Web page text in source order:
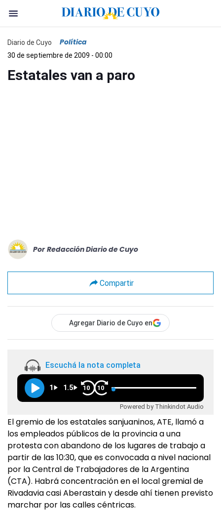
Diario de Cuyo Política
30 de septiembre de 2009 - 00:00
Estatales van a paro
Por Redacción Diario de Cuyo
Compartir
Agregar Diario de Cuyo en
Escuchá la nota completa
1 1.5 10 10
Powered by Thinkindot Audio
El gremio de los estatales sanjuaninos, ATE, llamó a
los empleados públicos de la provincia a una
protesta con abandono de los lugares de trabajo a
partir de las 10:30, que es convocada a nivel nacional
por la Central de Trabajadores de la Argentina
(CTA). Habrá concentración en el local gremial de
Rivadavia casi Aberastain y desde ahí tienen previsto
marchar por las calles céntricas.